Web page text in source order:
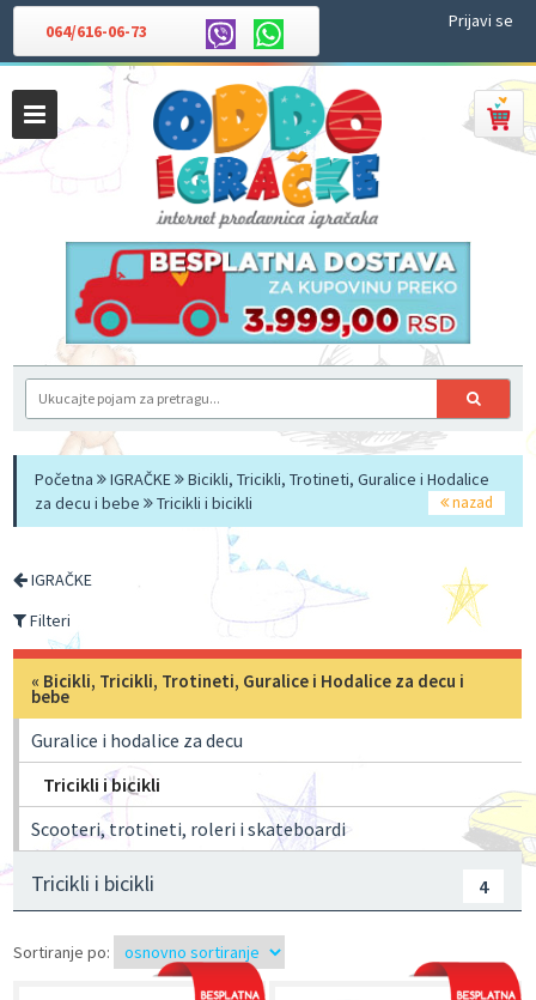
064/616-06-73 Prijavi se
Početna IGRAČKE
Bicikli, Tricikli, Trotineti, Guralice i Hodalice
za decu i bebe
Tricikli i bicikli nazad
IGRAČKE
Filteri
« Bicikli, Tricikli, Trotineti, Guralice i Hodalice za decu i
bebe
Guralice i hodalice za decu
Tricikli i bicikli
Scooteri, trotineti, roleri i skateboardi
Tricikli i bicikli 4
Sortiranje po: